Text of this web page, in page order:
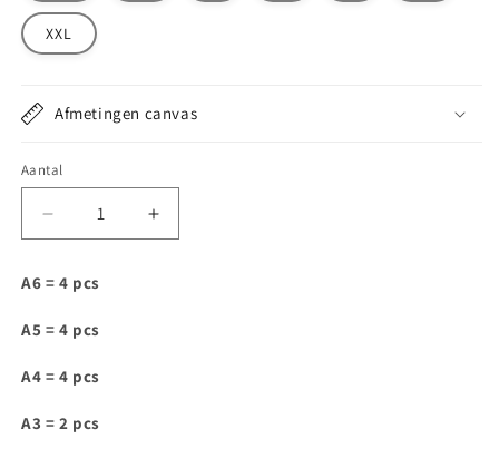
XXL
Afmetingen canvas
Aantal
Aantal
verlagen
DT118
Aantal
verhogen
A6 = 4 pcs
A5 = 4 pcs
A4 = 4 pcs
A3 = 2 pcs